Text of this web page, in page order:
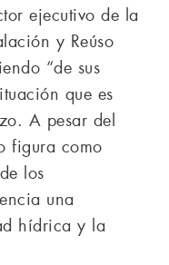
ejecutivo de la
y Reúso
“de sus
que es
A pesar del
figura como
los
una
hídrica y la